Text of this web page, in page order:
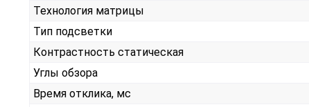
Технология матрицы
Тип подсветки
Контрастность статическая
Углы обзора
Время отклика, мс